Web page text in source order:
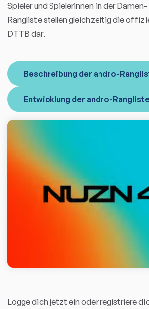
Spieler und Spielerinnen in der
Rangliste stellen gleichzeitig die
DTTB dar.
Beschreibung der andro-
Entwicklung der andro-Rangliste
Logge dich jetzt ein oder registriere